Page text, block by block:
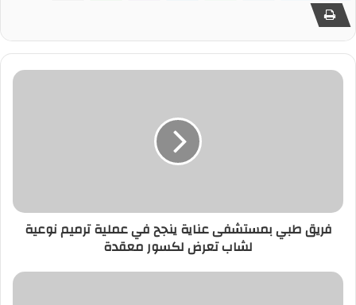
فريق طبي بمستشفى عناية ينجح في عملية ترميم نوعية
لشاب تعرض لكسور معقدة